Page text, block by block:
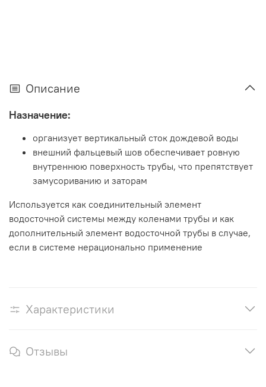
Описание
Назначение:
организует вертикальный сток дождевой воды
внешний фальцевый шов обеспечивает ровную
внутреннюю поверхность трубы, что препятствует
замусориванию и заторам
Используется как соединительный элемент
водосточной системы между коленами трубы и как
дополнительный элемент водосточной трубы в случае,
если в системе нерационально применение
Характеристики
Отзывы